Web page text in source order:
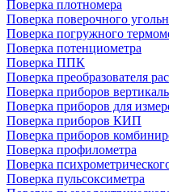
Поверка плотномера
Поверка поверочного
Поверка погружного
Поверка потенциометра
Поверка ППК
Поверка преобразователя
Поверка приборов
Поверка приборов для
Поверка приборов КИП
Поверка приборов
Поверка профилометра
Поверка
Поверка пульсоксиметра